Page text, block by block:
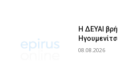
Η ΔΕΥΑΙ
08.08.2026